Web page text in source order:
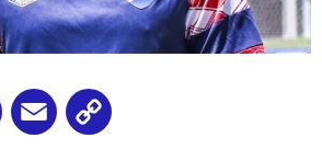
WhatsApp
Email